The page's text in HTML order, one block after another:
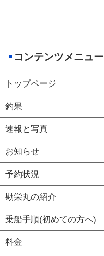
コンテンツメニュー
トップページ
釣果
速報と写真
お知らせ
予約状況
勘栄丸の紹介
乗船手順(初めての方へ)
料金